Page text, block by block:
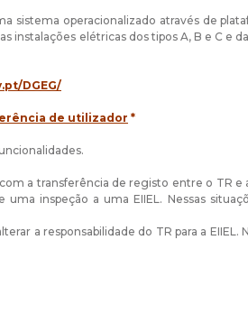
sistema operacionalizado através de
elétricas dos tipos A, B e C e
DGEG/
de utilizador *
a transferência de registo entre o TR e
inspeção a uma EIIEL. Nessas
a responsabilidade do TR para a